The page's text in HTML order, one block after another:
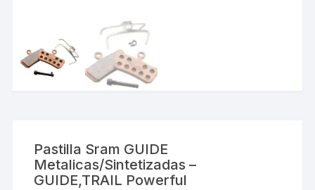
Pastilla Sram GUIDE
Metalicas/Sintetizadas –
GUIDE,TRAIL Powerful